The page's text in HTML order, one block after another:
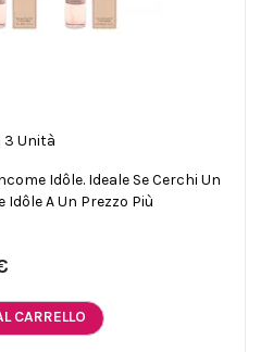
3 Unità
Idôle. Ideale Se Cerchi Un
A Un Prezzo Più
CARRELLO